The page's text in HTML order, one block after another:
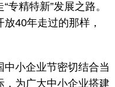
专精特新”发展之路。
40年走过的那样，
小企业节密切结合当
，为广大中小企业搭建